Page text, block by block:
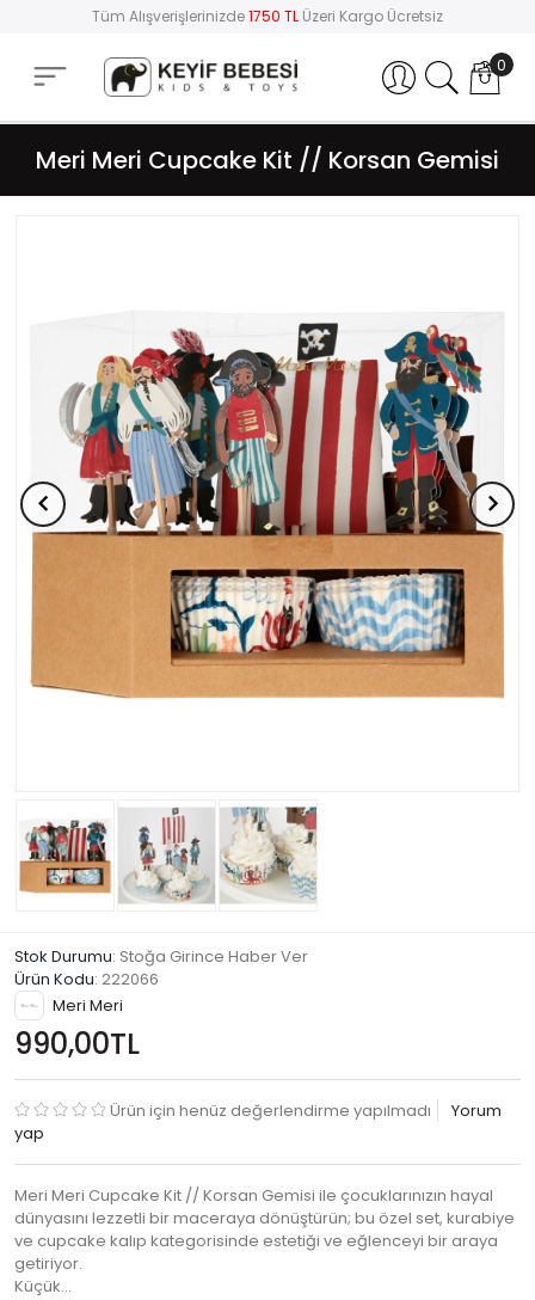
Tüm Alışverişlerinizde1750 TL Üzeri Kargo Ücretsiz
Hesabım 0
Meri Meri Cupcake Kit // Korsan Gemisi
Stok Durumu: Stoğa Girince Haber Ver
Ürün Kodu: 222066
Meri Meri
990,00TL
Ürün için henüz değerlendirme yapılmadı
Yorum
yap
Meri Meri Cupcake Kit // Korsan Gemisi ile çocuklarınızın hayal
dünyasını lezzetli bir maceraya dönüştürün; bu özel set, kurabiye
ve cupcake kalıp kategorisinde estetiği ve eğlenceyi bir araya
getiriyor.
Küçük…